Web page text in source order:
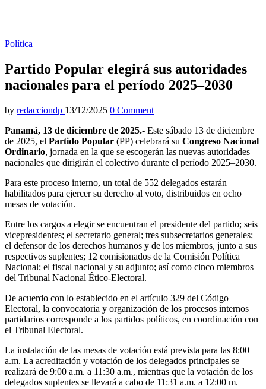
Política
Partido Popular elegirá sus autoridades
nacionales para el período 2025–2030
by redacciondp 13/12/2025 0 Comment
Panamá, 13 de diciembre de 2025.- Este sábado 13 de diciembre
de 2025, el Partido Popular (PP) celebrará su Congreso Nacional
Ordinario, jornada en la que se escogerán las nuevas autoridades
nacionales que dirigirán el colectivo durante el período 2025–2030.
Para este proceso interno, un total de 552 delegados estarán
habilitados para ejercer su derecho al voto, distribuidos en ocho
mesas de votación.
Entre los cargos a elegir se encuentran el presidente del partido; seis
vicepresidentes; el secretario general; tres subsecretarios generales;
el defensor de los derechos humanos y de los miembros, junto a sus
respectivos suplentes; 12 comisionados de la Comisión Política
Nacional; el fiscal nacional y su adjunto; así como cinco miembros
del Tribunal Nacional Ético-Electoral.
De acuerdo con lo establecido en el artículo 329 del Código
Electoral, la convocatoria y organización de los procesos internos
partidarios corresponde a los partidos políticos, en coordinación con
el Tribunal Electoral.
La instalación de las mesas de votación está prevista para las 8:00
a.m. La acreditación y votación de los delegados principales se
realizará de 9:00 a.m. a 11:30 a.m., mientras que la votación de los
delegados suplentes se llevará a cabo de 11:31 a.m. a 12:00 m.